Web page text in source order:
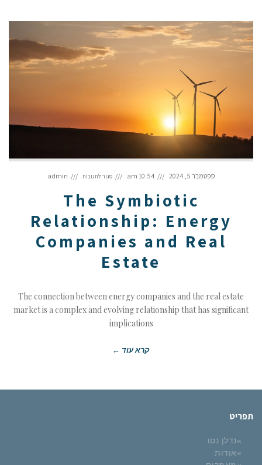
ספטמבר 5, 2024 10:54 am סגור לתגובות The
Symbiotic
and
Real
Estate
admin
The Symbiotic
Relationship: Energy
Companies and Real
Estate
The connection between energy companies and the real estate
market is a complex and evolving relationship that has significant
implications
קרא עוד ←
תפריט
נדלן נטו
אודות